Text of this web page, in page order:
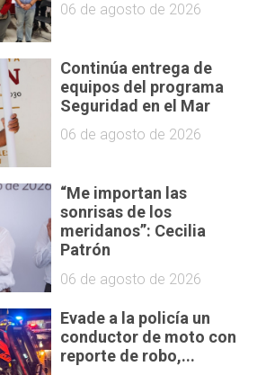
06 de agosto de 2026
Continúa entrega de
equipos del programa
Seguridad en el Mar
06 de agosto de 2026
“Me importan las
sonrisas de los
meridanos”: Cecilia
Patrón
06 de agosto de 2026
Evade a la policía un
conductor de moto con
reporte de robo,...